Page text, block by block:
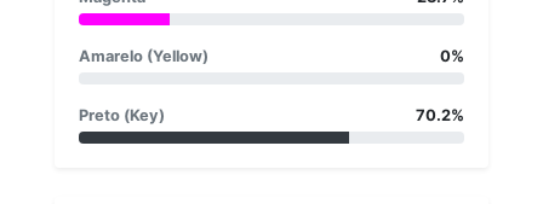
Amarelo (Yellow) 0%
Preto (Key) 70.2%